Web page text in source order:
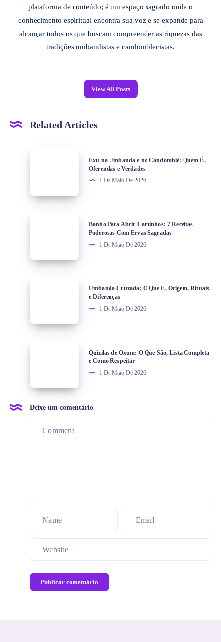
plataforma de conteúdo; é um espaço sagrado onde o
conhecimento espiritual encontra sua voz e se expande para
alcançar todos os que buscam compreender as riquezas das
tradições umbandistas e candomblecistas.
View All Posts
Related Articles
Exu na Umbanda e no Candomblé: Quem É,
Oferendas e Verdades
1 De Maio De 2026
Banho Para Abrir Caminhos: 7 Receitas
Poderosas Com Ervas Sagradas
1 De Maio De 2026
Umbanda Cruzada: O Que É, Origem, Rituais
e Diferenças
1 De Maio De 2026
Quizilas de Oxum: O Que São, Lista Completa
e Como Respeitar
1 De Maio De 2026
Deixe um comentário
Publicar comentário